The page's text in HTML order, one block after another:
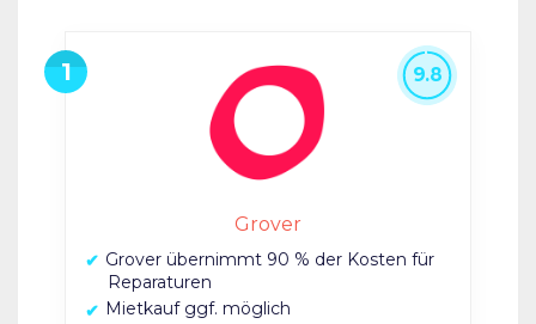
Grover
Grover übernimmt 90 % der Kosten für
Reparaturen
Mietkauf ggf. möglich
9.8